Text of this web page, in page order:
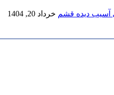
خرداد 20, 1404